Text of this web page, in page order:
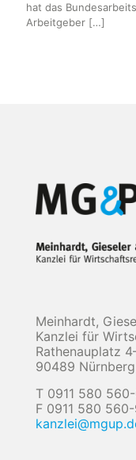
hat das
Arbeitgeber […]
Meinhardt,
Kanzlei für
Rathenauplatz
90489 Nürnberg
T 0911 580
F 0911 580